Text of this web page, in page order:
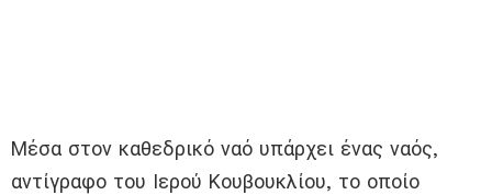
Μέσα στον καθεδρικό ναό υπάρχει ένας ναός,
αντίγραφο του Ιερού Κουβουκλίου, το οποίο